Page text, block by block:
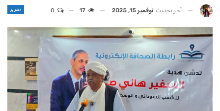
تقرير آخر تحديث نوفمبر 15, 2025 17